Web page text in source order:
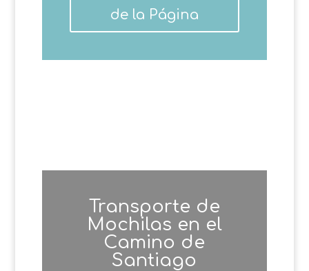
de la Página
Transporte de
Mochilas en el
Camino de
Santiago